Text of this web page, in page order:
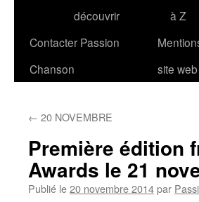
découvrir
à Z
Contacter Passion
Chanson
site web
← 20 NOVEMBRE
Première édition
Awards le 21
Publié le20 novembre 2014par